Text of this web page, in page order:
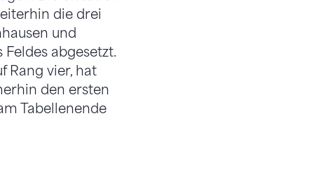
die drei
und
abgesetzt.
Rang vier, hat
den ersten
Tabellenende